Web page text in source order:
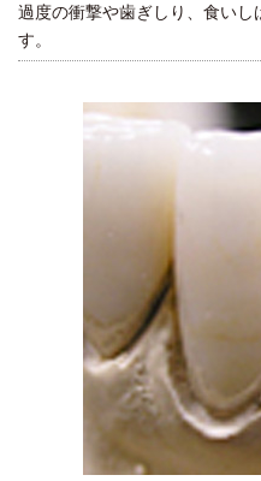
過度の衝撃や歯ぎしり、食いし
す。